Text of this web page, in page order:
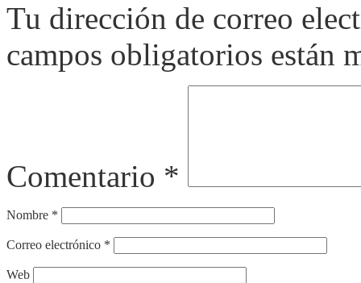
Tu dirección de correo
campos obligatorios están
Comentario *
Nombre *
Correo electrónico *
Web